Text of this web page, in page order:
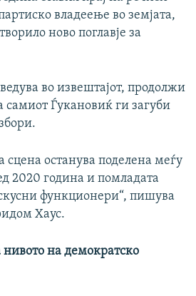
владеење во земјата,
ново поглавје за
во извештајот, продолжи
самиот Ѓукановиќ ги загуби
сцена останува поделена меѓу
2020 година и помладата
функционери“, пишува
Хаус.
на демократско